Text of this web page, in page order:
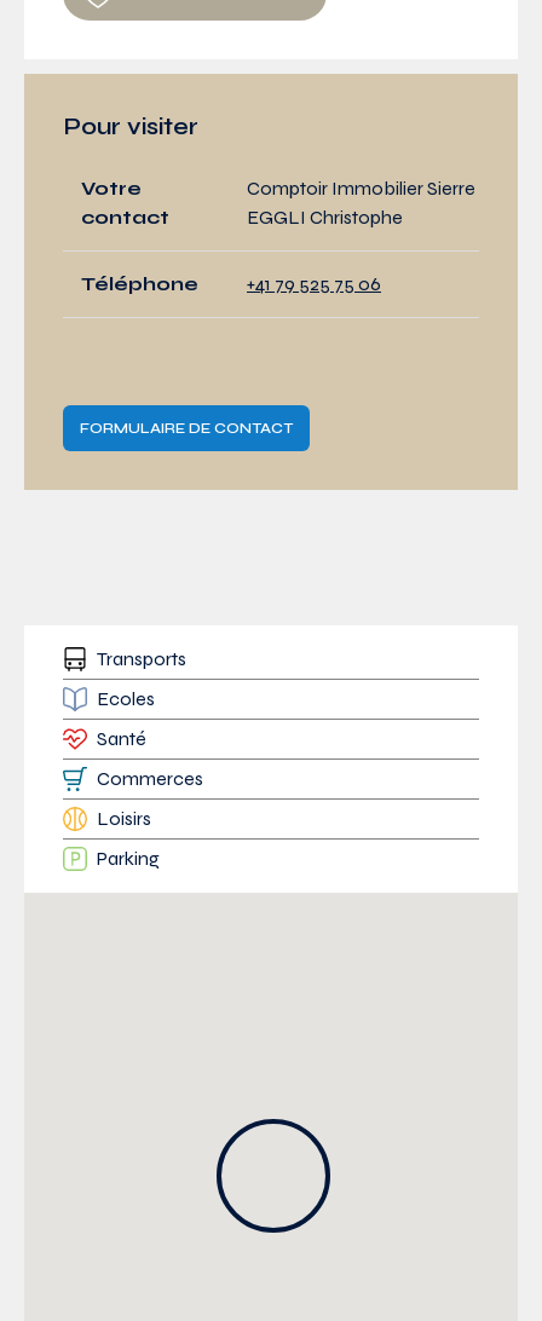
Pour visiter
Votre
contact
Comptoir Immobilier Sierre
EGGLI Christophe
Téléphone +41 79 525 75 06
FORMULAIRE DE CONTACT
Transports
Ecoles
Santé
Commerces
Loisirs
Parking